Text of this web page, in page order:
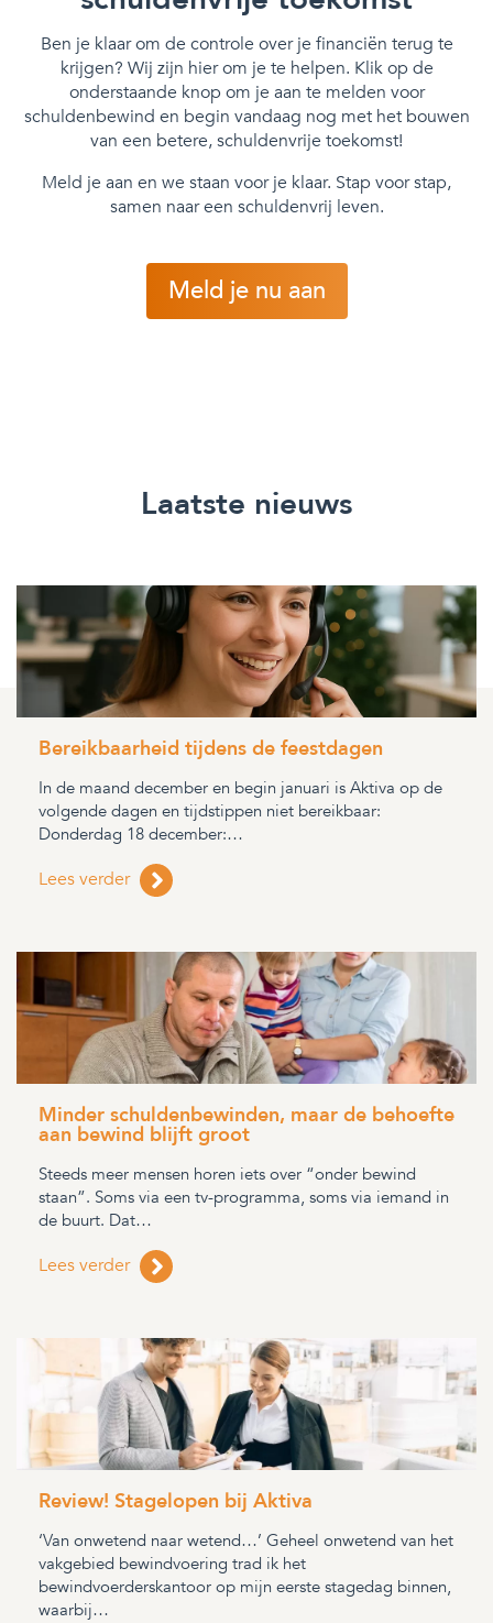
Ben je klaar om de controle over je financiën terug te
krijgen? Wij zijn hier om je te helpen. Klik op de
onderstaande knop om je aan te melden voor
schuldenbewind en begin vandaag nog met het bouwen
van een betere, schuldenvrije toekomst!
Meld je aan en we staan voor je klaar. Stap voor stap,
samen naar een schuldenvrij leven.
Meld je nu aan
Laatste nieuws
Bereikbaarheid tijdens de feestdagen
In de maand december en begin januari is Aktiva op de
volgende dagen en tijdstippen niet bereikbaar:
Donderdag 18 december:…
Lees verder
Minder schuldenbewinden, maar de behoefte
aan bewind blijft groot
Steeds meer mensen horen iets over “onder bewind
staan”. Soms via een tv-programma, soms via iemand in
de buurt. Dat…
Lees verder
Review! Stagelopen bij Aktiva
‘Van onwetend naar wetend…’ Geheel onwetend van het
vakgebied bewindvoering trad ik het
bewindvoerderskantoor op mijn eerste stagedag binnen,
waarbij…